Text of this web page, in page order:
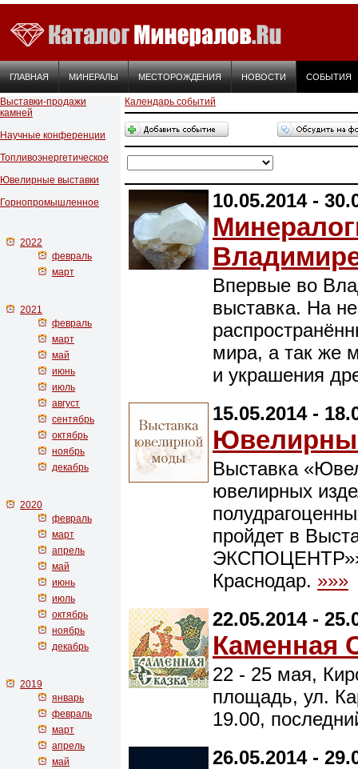
ГЛАВНАЯ МИНЕРАЛЫ МЕСТОРОЖДЕНИЯ НОВОСТИ СОБЫТИЯ
Выставки-продажи
камней
Научные конференции
Топливоэнергетическое
Ювелирные выставки
Горнопромышленное
2022
февраль
март
2021
февраль
март
май
июнь
июль
август
сентябрь
октябрь
ноябрь
декабрь
2020
февраль
март
апрель
май
июнь
июль
октябрь
ноябрь
декабрь
2019
январь
февраль
март
апрель
май
Календарь событий
10.05.2014 -
Впервые во
выставка. На
мира, а так же
и украшения
15.05.2014 -
Выставка
ювелирных
пройдет в
ЭКСПОЦЕНТР»»
Краснодар. »»»
22.05.2014 -
Каменная
22 - 25 мая,
площадь, ул.
19.00,
26.05.2014 -